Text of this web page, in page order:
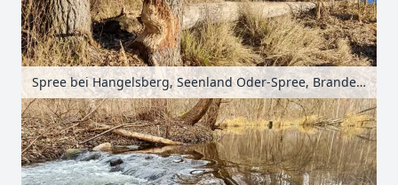
Spree bei Hangelsberg, Seenland Oder-Spree, Brandenburg, Deutschland